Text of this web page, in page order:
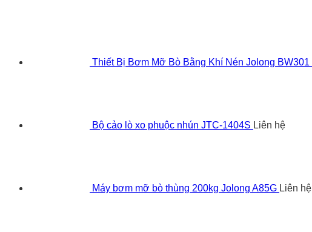
Thiết Bị Bơm Mỡ Bò Bằng Khí Nén Jolong BW301
Bộ cảo lò xo phuộc nhún JTC-1404S Liên hệ
Máy bơm mỡ bò thùng 200kg Jolong A85G Liên hệ